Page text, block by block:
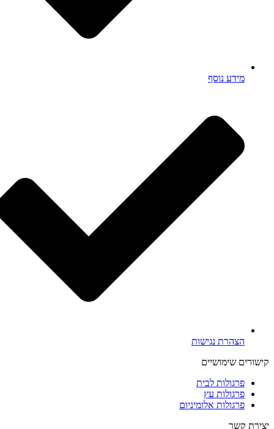
מידע נוסף
הצהרת נגישות
קישורים שימושיים
פרגולות לבית
פרגולות עץ
פרגולות אלומיניום
יצירת קשר